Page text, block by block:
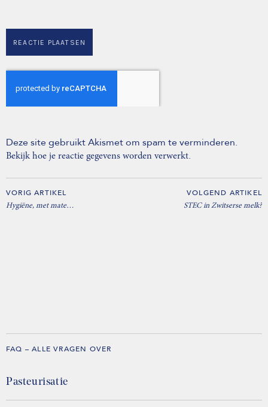
Deze site gebruikt Akismet om spam te verminderen.
Bekijk hoe je reactie gegevens worden verwerkt.
VORIG ARTIKEL
Hygiëne, met mate…
VOLGEND ARTIKEL
STEC in Zwitserse melk?
FAQ – ALLE VRAGEN OVER
Pasteurisatie